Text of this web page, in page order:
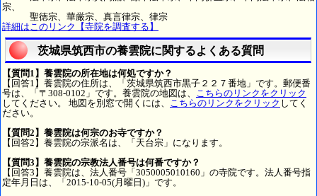
宗、
聖徳宗、華厳宗、真言律宗、律宗
詳細はこのリンク【寺院を調査する】
茨城県筑西市の養雲院に関するよくある質問
【質問1】養雲院の所在地は何処ですか？
【回答1】養雲院の住所は、「茨城県筑西市黒子２２７番地」です。郵便番
号は、「〒308-0102」です。養雲院の地図は、 こちらのリンクをクリック
してください。 地図を別窓で開くには、 こちらのリンクをクリック してく
ださい。
【質問2】養雲院は何宗のお寺ですか？
【回答2】養雲院の宗派名は、「天台宗」になります。
【質問3】養雲院の宗教法人番号は何番ですか？
【回答3】養雲院は、法人番号「3050005010160」の寺院です。法人番号指
定年月日は、「2015-10-05(月曜日)」です。